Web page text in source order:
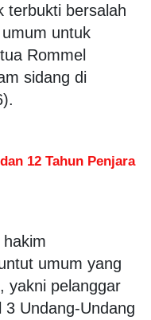
terbukti bersalah
untuk
Rommel
sidang di
12 Tahun Penjara
umum yang
yakni pelanggar
3 Undang-Undang